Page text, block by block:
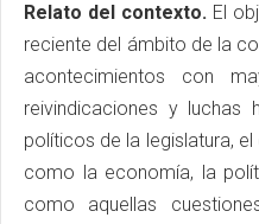
Relato del contexto. El
reciente del ámbito de la
acontecimientos con
reivindicaciones y
políticos de la legislatura,
como la economía, la
como aquellas